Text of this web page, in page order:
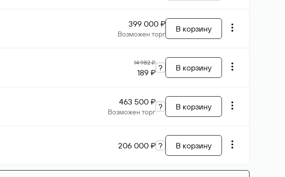
399 000 ₽
Возможен торг
В корзину
14 982 ₽
189 ₽ ? В корзину
463 500 ₽
Возможен торг
? В корзину
206 000 ₽ ? В корзину